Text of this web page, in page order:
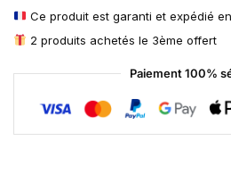
Ce produit est garanti et expédié
2 produits achetés le 3ème offert
Paiement 100%